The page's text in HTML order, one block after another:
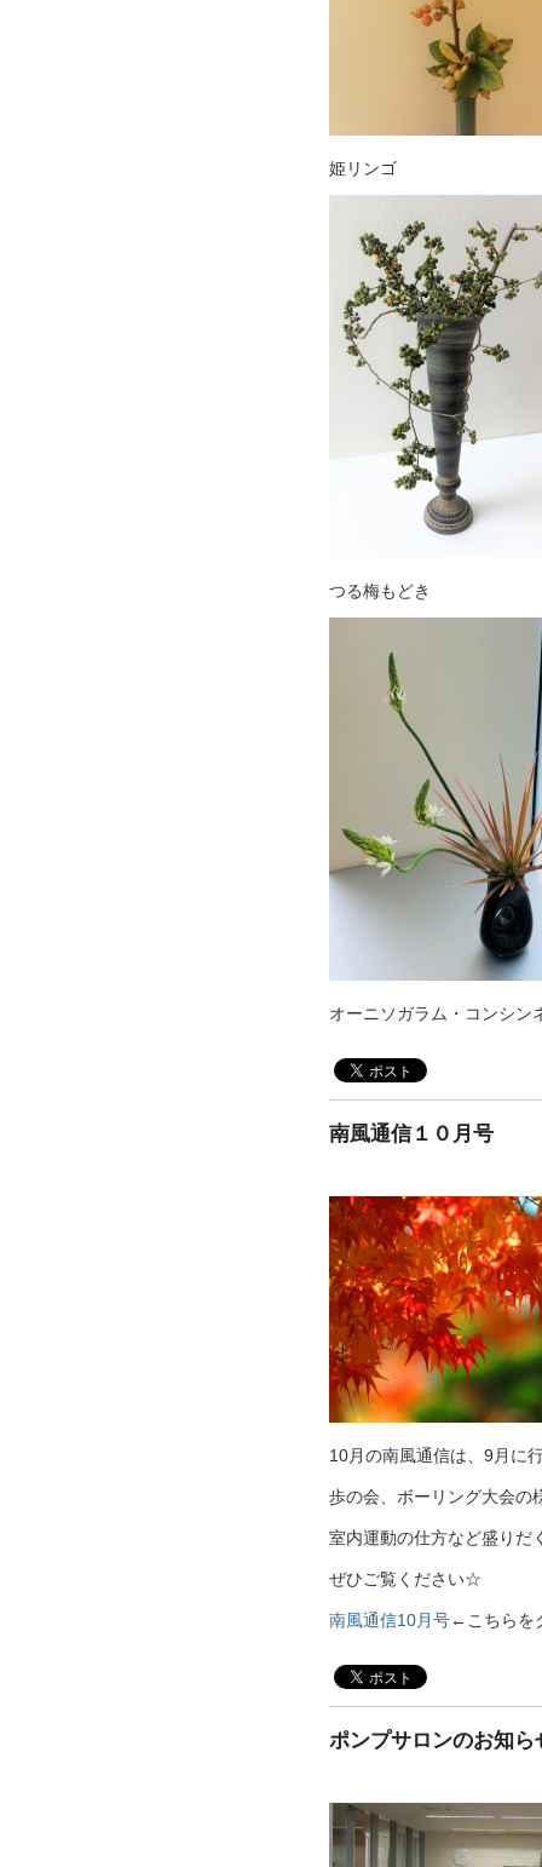
姫リンゴ
つる梅もどき
オーニソガラム・コンシン
南風通信１０月号
10月の南風通信は、9月に
歩の会、ボーリング大会の
室内運動の仕方など盛りだ
ぜひご覧ください☆
南風通信10月号←こちらを
ポンプサロンのお知ら